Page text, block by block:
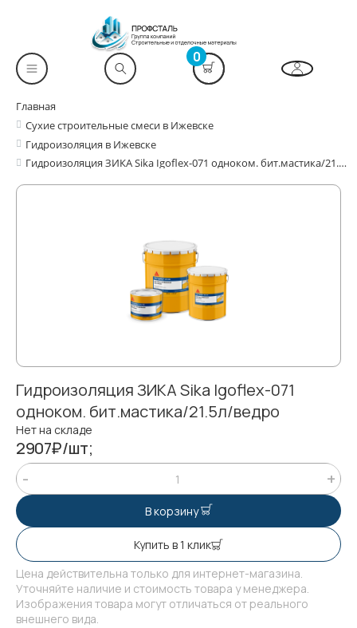
0
Главная
Сухие строительные смеси в Ижевске
Гидроизоляция в Ижевске
Гидроизоляция ЗИКА Sika Igoflex-071 одноком. бит.мастика/21.5л/ведро
Гидроизоляция ЗИКА Sika Igoflex-071
одноком. бит.мастика/21.5л/ведро
Нет на складе
2907₽/шт;
В корзину
Купить в 1 клик
Цена действительна только для интернет-магазина.
Уточняйте наличие и стоимость товара у менеджера.
Изображения товара могут отличаться от реального
внешнего вида.